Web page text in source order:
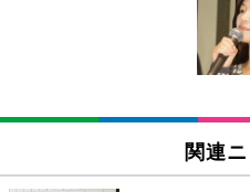
キング pc 事務椅
ン樹脂ベース 通
(黒網+黒枠+黒足)
SIHOO B100 オ
ュチェア 人間工
￥27,999
￥105,595
EIZO ビジネス向
￥109,572
回使い捨て 無香
Amazonベーシッ
x2袋(84枚) ホワ
￥3,234
関連